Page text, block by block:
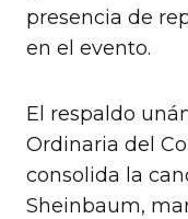
presencia de
en el evento.
El respaldo
Ordinaria del
consolida la
Sheinbaum,